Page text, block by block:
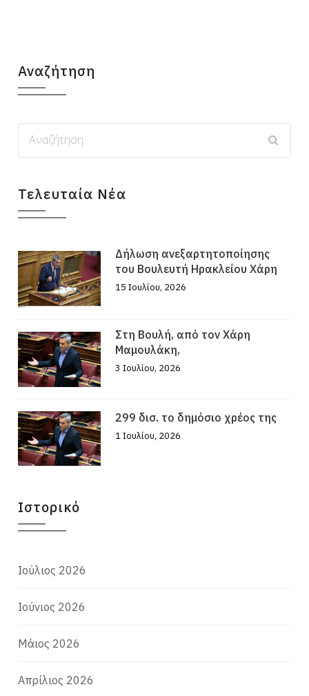
Αναζήτηση
Τελευταία Νέα
Δήλωση ανεξαρτητοποίησης
του Βουλευτή Ηρακλείου Χάρη
15 Ιουλίου, 2026
Στη Βουλή, από τον Χάρη
Μαμουλάκη,
3 Ιουλίου, 2026
299 δισ. το δημόσιο χρέος της
1 Ιουλίου, 2026
Ιστορικό
Ιούλιος 2026
Ιούνιος 2026
Μάιος 2026
Απρίλιος 2026